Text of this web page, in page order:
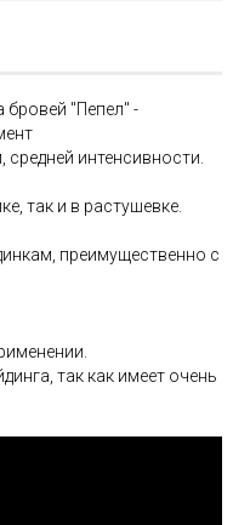
бровей "Пепел" -
интенсивности.
так и в растушевке.
преимущественно с
так как имеет очень